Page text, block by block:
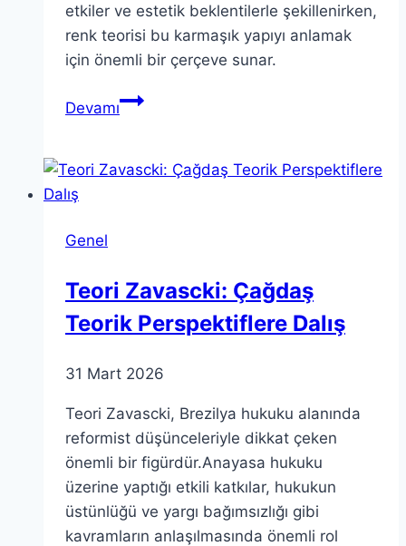
etkiler ve estetik beklentilerle şekillenirken,
renk teorisi bu karmaşık yapıyı anlamak
için önemli bir çerçeve sunar.
DevamıRenk
Tel
Genel
Teori Zavascki: Çağdaş
Teorik Perspektiflere Dalış
31 Mart 2026
Teori Zavascki, Brezilya hukuku alanında
reformist düşünceleriyle dikkat çeken
önemli bir figürdür.Anayasa hukuku
üzerine yaptığı etkili katkılar, hukukun
üstünlüğü ve yargı bağımsızlığı gibi
kavramların anlaşılmasında önemli rol